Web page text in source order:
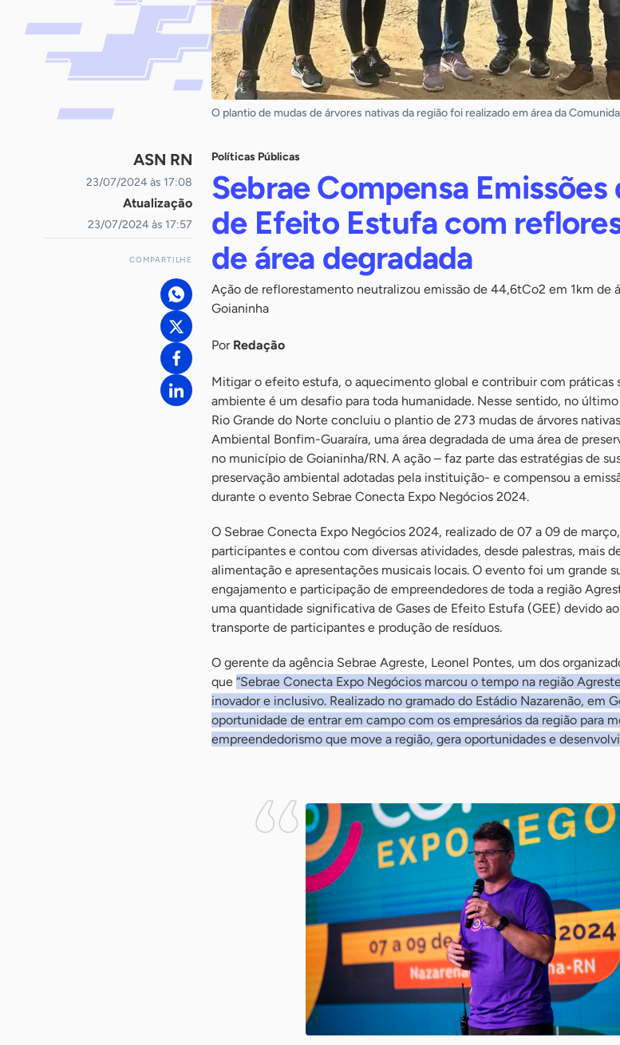
O plantio de mudas de árvores nativas da região foi realizado em área da
ASN RN
23/07/2024 às 17:08
Atualização
23/07/2024 às 17:57
COMPARTILHE
Políticas Públicas
Sebrae Compensa Emissões
de Efeito Estufa com
de área degradada
Ação de reflorestamento neutralizou emissão de 44,6tCo2 em 1km de
Goianinha
Por Redação
Mitigar o efeito estufa, o aquecimento global e contribuir com práticas
ambiente é um desafio para toda humanidade. Nesse sentido, no
Rio Grande do Norte concluiu o plantio de 273 mudas de árvores
Ambiental Bonfim-Guaraíra, uma área degradada de uma área de
no município de Goianinha/RN. A ação – faz parte das estratégias de
preservação ambiental adotadas pela instituição- e compensou a
durante o evento Sebrae Conecta Expo Negócios 2024.
O Sebrae Conecta Expo Negócios 2024, realizado de 07 a 09 de
participantes e contou com diversas atividades, desde palestras, mais
alimentação e apresentações musicais locais. O evento foi um grande
engajamento e participação de empreendedores de toda a região
uma quantidade significativa de Gases de Efeito Estufa (GEE) devido
transporte de participantes e produção de resíduos.
O gerente da agência Sebrae Agreste, Leonel Pontes, um dos
que “Sebrae Conecta Expo Negócios marcou o tempo na região
inovador e inclusivo. Realizado no gramado do Estádio Nazarenão, em
oportunidade de entrar em campo com os empresários da região para
empreendedorismo que move a região, gera oportunidades e